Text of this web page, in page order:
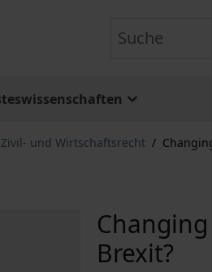
Zivil- und Wirtschaftsrecht /
Brexit?